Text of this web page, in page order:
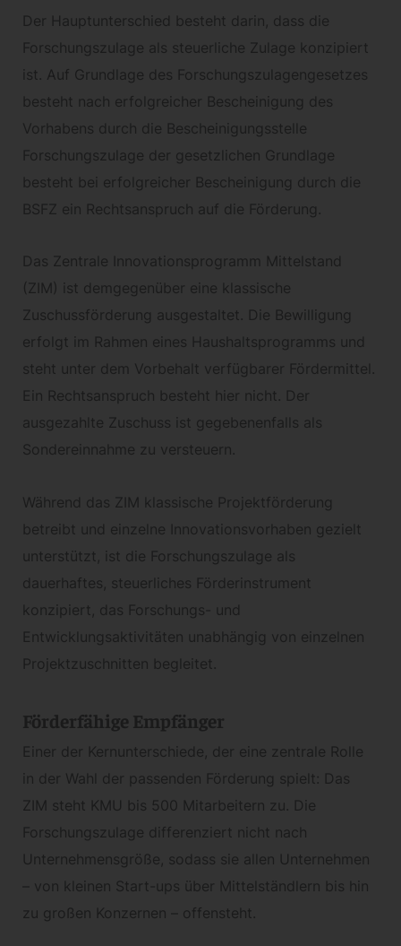
Der Hauptunterschied besteht darin, dass die
Forschungszulage als steuerliche Zulage konzipiert
ist. Auf Grundlage des Forschungszulagengesetzes
besteht nach erfolgreicher Bescheinigung des
Vorhabens durch die Bescheinigungsstelle
Forschungszulage der gesetzlichen Grundlage
besteht bei erfolgreicher Bescheinigung durch die
BSFZ ein Rechtsanspruch auf die Förderung.
Das Zentrale Innovationsprogramm Mittelstand
(ZIM) ist demgegenüber eine klassische
Zuschussförderung ausgestaltet. Die Bewilligung
erfolgt im Rahmen eines Haushaltsprogramms und
steht unter dem Vorbehalt verfügbarer Fördermittel.
Ein Rechtsanspruch besteht hier nicht. Der
ausgezahlte Zuschuss ist gegebenenfalls als
Sondereinnahme zu versteuern.
Während das ZIM klassische Projektförderung
betreibt und einzelne Innovationsvorhaben gezielt
unterstützt, ist die Forschungszulage als
dauerhaftes, steuerliches Förderinstrument
konzipiert, das Forschungs- und
Entwicklungsaktivitäten unabhängig von einzelnen
Projektzuschnitten begleitet.
Förderfähige Empfänger
Einer der Kernunterschiede, der eine zentrale Rolle
in der Wahl der passenden Förderung spielt: Das
ZIM steht KMU bis 500 Mitarbeitern zu. Die
Forschungszulage differenziert nicht nach
Unternehmensgröße, sodass sie allen Unternehmen
– von kleinen Start-ups über Mittelständlern bis hin
zu großen Konzernen – offensteht.